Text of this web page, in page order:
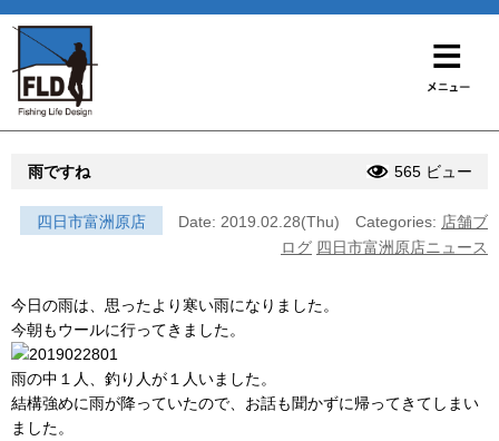
雨ですね 565 ビュー
四日市富洲原店 Date: 2019.02.28(Thu) Categories: 店舗ブ
ログ 四日市富洲原店ニュース
今日の雨は、思ったより寒い雨になりました。
今朝もウールに行ってきました。
雨の中１人、釣り人が１人いました。
結構強めに雨が降っていたので、お話も聞かずに帰ってきてしまい
ました。